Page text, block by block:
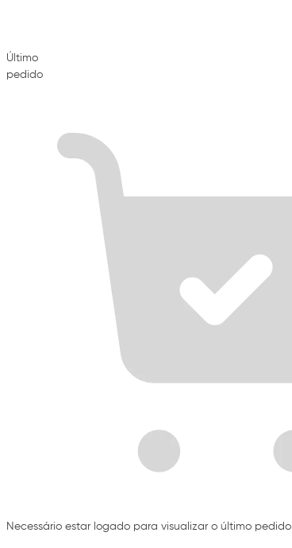
Último
pedido
Necessário estar logado para visualizar o último pedido